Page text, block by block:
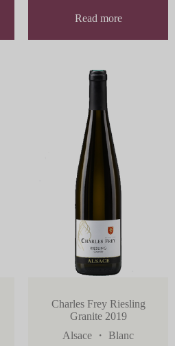
Read more
Charles Frey Riesling
Granite 2019
Alsace ・ Blanc